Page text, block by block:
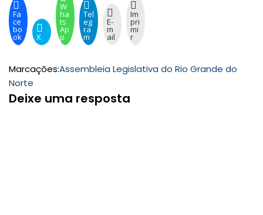
Fa
ce
bo
ok X
W
ha
ts
Ap
p
Tel
eg
ra
m
E-
m
ail
Im
pri
mi
r
Marcações:Assembleia Legislativa do Rio Grande do
Norte
Deixe uma resposta